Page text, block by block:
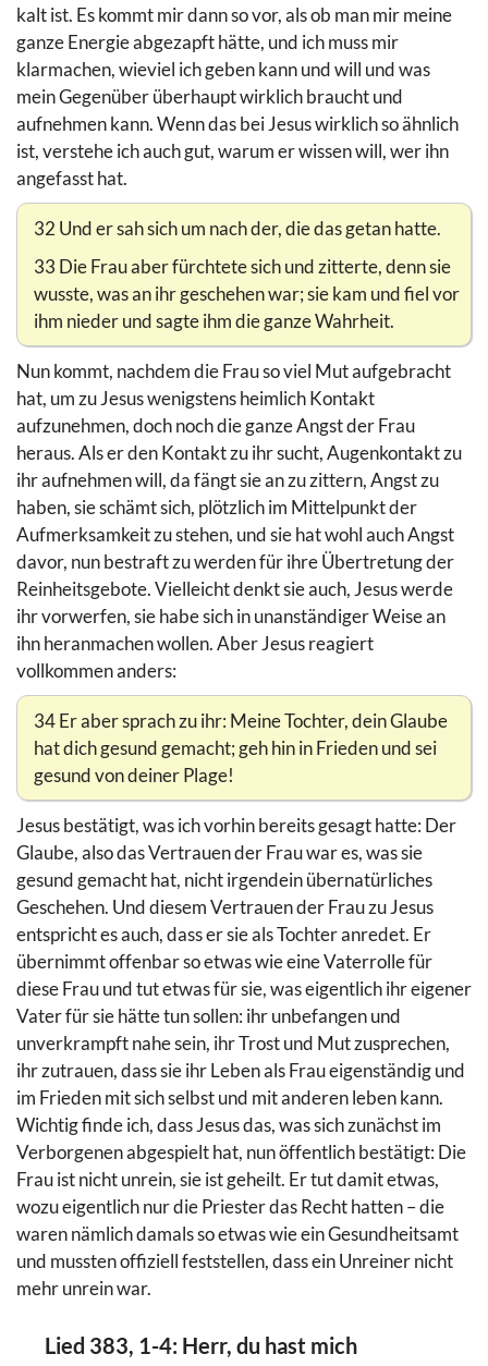
kalt ist. Es kommt mir dann so vor, als ob man mir meine
ganze Energie abgezapft hätte, und ich muss mir
klarmachen, wieviel ich geben kann und will und was
mein Gegenüber überhaupt wirklich braucht und
aufnehmen kann. Wenn das bei Jesus wirklich so ähnlich
ist, verstehe ich auch gut, warum er wissen will, wer ihn
angefasst hat.
32 Und er sah sich um nach der, die das getan hatte.
33 Die Frau aber fürchtete sich und zitterte, denn sie
wusste, was an ihr geschehen war; sie kam und fiel vor
ihm nieder und sagte ihm die ganze Wahrheit.
Nun kommt, nachdem die Frau so viel Mut aufgebracht
hat, um zu Jesus wenigstens heimlich Kontakt
aufzunehmen, doch noch die ganze Angst der Frau
heraus. Als er den Kontakt zu ihr sucht, Augenkontakt zu
ihr aufnehmen will, da fängt sie an zu zittern, Angst zu
haben, sie schämt sich, plötzlich im Mittelpunkt der
Aufmerksamkeit zu stehen, und sie hat wohl auch Angst
davor, nun bestraft zu werden für ihre Übertretung der
Reinheitsgebote. Vielleicht denkt sie auch, Jesus werde
ihr vorwerfen, sie habe sich in unanständiger Weise an
ihn heranmachen wollen. Aber Jesus reagiert
vollkommen anders:
34 Er aber sprach zu ihr: Meine Tochter, dein Glaube
hat dich gesund gemacht; geh hin in Frieden und sei
gesund von deiner Plage!
Jesus bestätigt, was ich vorhin bereits gesagt hatte: Der
Glaube, also das Vertrauen der Frau war es, was sie
gesund gemacht hat, nicht irgendein übernatürliches
Geschehen. Und diesem Vertrauen der Frau zu Jesus
entspricht es auch, dass er sie als Tochter anredet. Er
übernimmt offenbar so etwas wie eine Vaterrolle für
diese Frau und tut etwas für sie, was eigentlich ihr eigener
Vater für sie hätte tun sollen: ihr unbefangen und
unverkrampft nahe sein, ihr Trost und Mut zusprechen,
ihr zutrauen, dass sie ihr Leben als Frau eigenständig und
im Frieden mit sich selbst und mit anderen leben kann.
Wichtig finde ich, dass Jesus das, was sich zunächst im
Verborgenen abgespielt hat, nun öffentlich bestätigt: Die
Frau ist nicht unrein, sie ist geheilt. Er tut damit etwas,
wozu eigentlich nur die Priester das Recht hatten – die
waren nämlich damals so etwas wie ein Gesundheitsamt
und mussten offiziell feststellen, dass ein Unreiner nicht
mehr unrein war.
Lied 383, 1-4: Herr, du hast mich